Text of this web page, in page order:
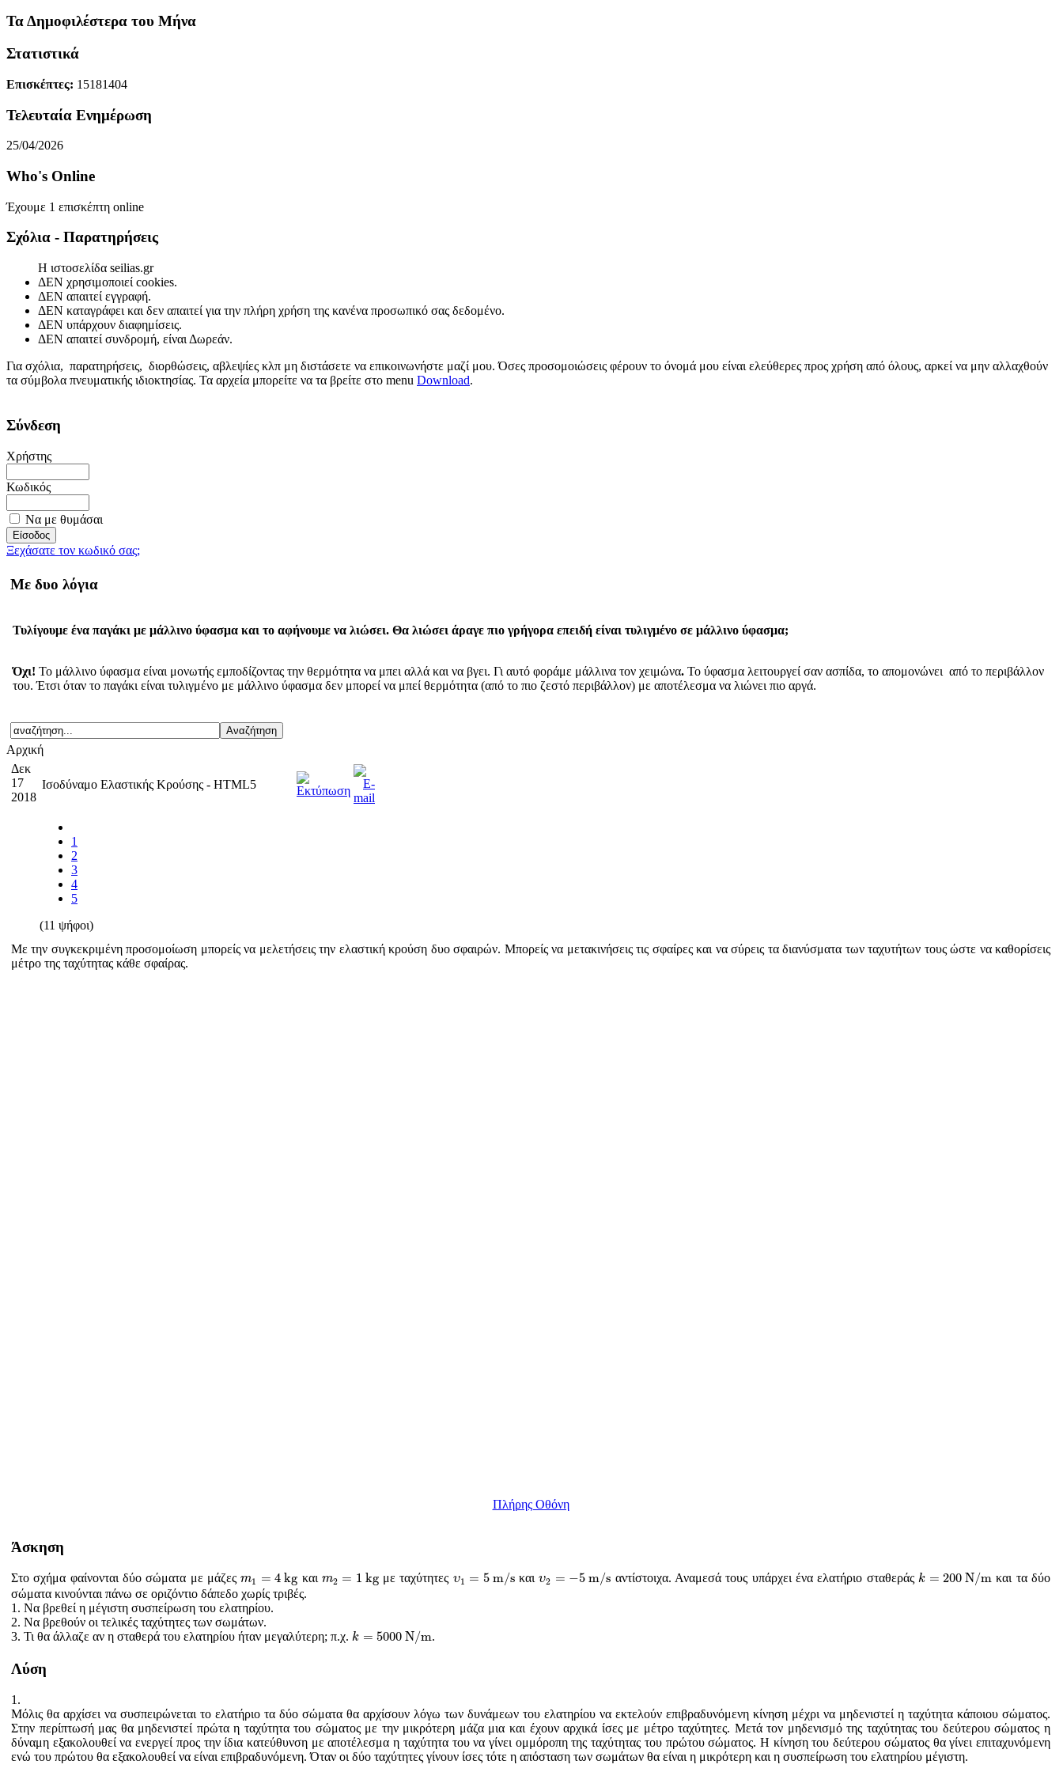
Τα Δημοφιλέστερα του Μήνα
Στατιστικά
Επισκέπτες: 15181404
Τελευταία Ενημέρωση
25/04/2026
Who's Online
Έχουμε 1 επισκέπτη online
Σχόλια - Παρατηρήσεις
Η ιστοσελίδα seilias.gr
ΔΕΝ χρησιμοποιεί cookies.
ΔΕΝ απαιτεί εγγραφή.
ΔΕΝ καταγράφει και δεν απαιτεί για την πλήρη χρήση της κανένα προσωπικό σας δεδομένο.
ΔΕΝ υπάρχουν διαφημίσεις.
ΔΕΝ απαιτεί συνδρομή, είναι Δωρεάν.
Για σχόλια, παρατηρήσεις, διορθώσεις, αβλεψίες κλπ μη διστάσετε να επικοινωνήστε μαζί μου. Όσες προσομοιώσεις φέρουν το όνομά μου είναι ελεύθερες προς χρήση από όλους, αρκεί να μην αλλαχθούν
τα σύμβολα πνευματικής ιδιοκτησίας. Τα αρχεία μπορείτε να τα βρείτε στο menu Download.
Σύνδεση
Χρήστης
Κωδικός
Να με θυμάσαι
Ξεχάσατε τον κωδικό σας;
Με δυο λόγια
Τυλίγουμε ένα παγάκι με μάλλινο ύφασμα και το αφήνουμε να λιώσει. Θα λιώσει άραγε πιο γρήγορα επειδή είναι τυλιγμένο σε μάλλινο ύφασμα;
Όχι! Το μάλλινο ύφασμα είναι μονωτής εμποδίζοντας την θερμότητα να μπει αλλά και να βγει. Γι αυτό φοράμε μάλλινα τον χειμώνα. Το ύφασμα λειτουργεί σαν ασπίδα, το απομονώνει από το περιβάλλον
του. Έτσι όταν το παγάκι είναι τυλιγμένο με μάλλινο ύφασμα δεν μπορεί να μπεί θερμότητα (από το πιο ζεστό περιβάλλον) με αποτέλεσμα να λιώνει πιο αργά.
Αρχική
Δεκ
17
2018
Ισοδύναμο Ελαστικής Κρούσης - HTML5
1
2
3
4
5
(11 ψήφοι)
Με την συγκεκριμένη προσομοίωση μπορείς να μελετήσεις την ελαστική κρούση δυο σφαιρών. Μπορείς να μετακινήσεις τις σφαίρες και να σύρεις τα διανύσματα των ταχυτήτων τους ώστε να καθορίσεις
μέτρο της ταχύτητας κάθε σφαίρας.
Πλήρης Οθόνη
Άσκηση
Στο σχήμα φαίνονται δύο σώματα με μάζεςm1 = 4 kg
m1 kg και m2 = 1 kg
m2 k g με ταχύτητες υ1 = 5 m/s
m καιυ2 = −5 m/s
m αντίστοιχα. Αναμεσά τους υπάρχει ένα ελατήριο σταθεράς k = 200 N/m
k 200 N /m
και τα δύο
σώματα κινούνται πάνω σε οριζόντιο δάπεδο χωρίς τριβές.
1. Να βρεθεί η μέγιστη συσπείρωση του ελατηρίου.
2. Να βρεθούν οι τελικές ταχύτητες των σωμάτων.
3. Τι θα άλλαζε αν η σταθερά του ελατηρίου ήταν μεγαλύτερη; π.χ. k = 5000 N/m
k 5000 N /m .
Λύση
1.
Μόλις θα αρχίσει να συσπειρώνεται το ελατήριο τα δύο σώματα θα αρχίσουν λόγω των δυνάμεων του ελατηρίου να εκτελούν επιβραδυνόμενη κίνηση μέχρι να μηδενιστεί η ταχύτητα κάποιου σώματος.
Στην περίπτωσή μας θα μηδενιστεί πρώτα η ταχύτητα του σώματος με την μικρότερη μάζα μια και έχουν αρχικά ίσες με μέτρο ταχύτητες. Μετά τον μηδενισμό της ταχύτητας του δεύτερου σώματος η
δύναμη εξακολουθεί να ενεργεί προς την ίδια κατεύθυνση με αποτέλεσμα η ταχύτητα του να γίνει ομμόροπη της ταχύτητας του πρώτου σώματος. Η κίνηση του δεύτερου σώματος θα γίνει επιταχυνόμενη
ενώ του πρώτου θα εξακολουθεί να είναι επιβραδυνόμενη. Όταν οι δύο ταχύτητες γίνουν ίσες τότε η απόσταση των σωμάτων θα είναι η μικρότερη και η συσπείρωση του ελατηρίου μέγιστη.